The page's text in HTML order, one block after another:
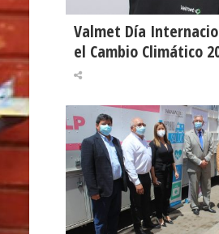
Valmet Día
el Cambio Climático